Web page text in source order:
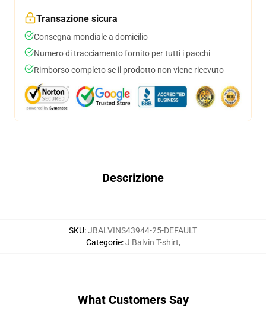
Transazione sicura
Consegna mondiale a domicilio
Numero di tracciamento fornito per tutti i pacchi
Rimborso completo se il prodotto non viene ricevuto
Descrizione
SKU:JBALVINS43944-25-DEFAULT
Categorie:J Balvin T-shirt,
What Customers Say